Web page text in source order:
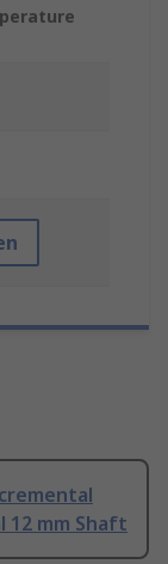
12 mm Shaft